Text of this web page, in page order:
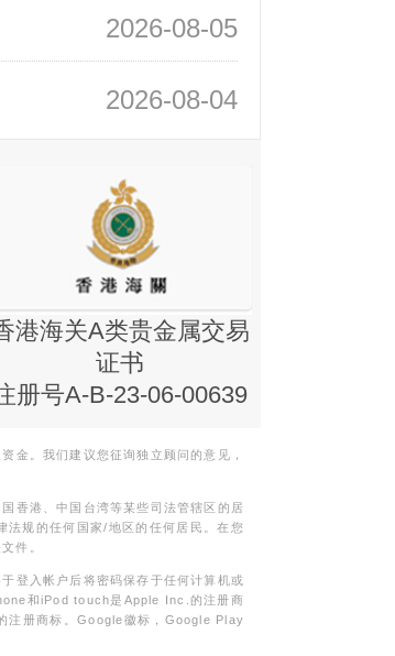
2026-08-05
2026-08-04
港海关A类贵金属交易
证书
册号A-B-23-06-00639
金。我们建议您征询独立顾问的意见，
香港、中国台湾等某些司法管辖区的居
法规的任何国家/地区的任何居民。在您
件。
登入帐户后将密码保存于任何计算机或
和iPod touch是Apple Inc.的注册商
注册商标。Google徽标，Google Play